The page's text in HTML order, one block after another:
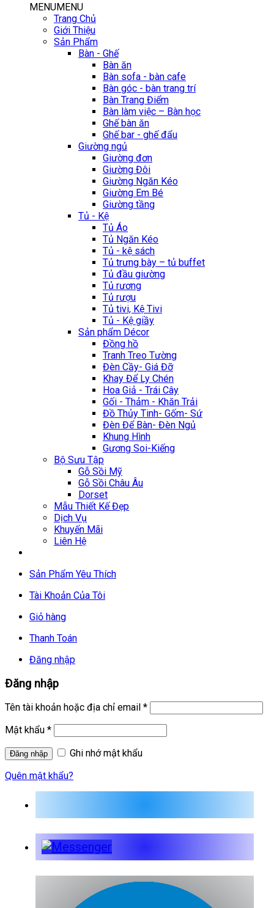
MENUMENU
Trang Chủ
Giới Thiệu
Sản Phẩm
Bàn - Ghế
Bàn ăn
Bàn sofa - bàn cafe
Bàn góc - bàn trang trí
Bàn Trang Điểm
Bàn làm việc – Bàn học
Ghế bàn ăn
Ghế bar - ghế đẩu
Giường ngủ
Giường đơn
Giường Đôi
Giường Ngăn Kéo
Giường Em Bé
Giường tầng
Tủ - Kệ
Tủ Áo
Tủ Ngăn Kéo
Tủ - kệ sách
Tủ trưng bày – tủ buffet
Tủ đầu giường
Tủ rương
Tủ rượu
Tủ tivi, Kệ Tivi
Tủ - Kệ giầy
Sản phẩm Décor
Đồng hồ
Tranh Treo Tường
Đèn Cầy- Giá Đỡ
Khay Để Ly Chén
Hoa Giả - Trái Cây
Gối - Thảm - Khăn Trải
Đồ Thủy Tinh- Gốm- Sứ
Đèn Để Bàn- Đèn Ngủ
Khung Hình
Gương Soi-Kiếng
Bộ Sưu Tập
Gỗ Sồi Mỹ
Gỗ Sồi Châu Âu
Dorset
Mẫu Thiết Kế Đẹp
Dịch Vụ
Khuyến Mãi
Liên Hệ
Sản Phẩm Yêu Thích
Tài Khoản Của Tôi
Giỏ hàng
Thanh Toán
Đăng nhập
Đăng nhập
Tên tài khoản hoặc địa chỉ email *
Mật khẩu *
Ghi nhớ mật khẩu
Quên mật khẩu?